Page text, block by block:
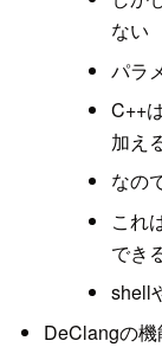
ない
パラ
C++
加え
なの
これ
でき
shell
DeClangの機